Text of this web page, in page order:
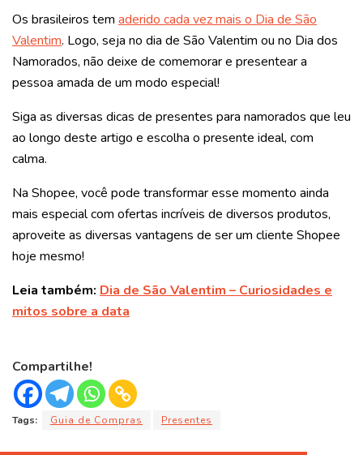
Os brasileiros tem aderido cada vez mais o Dia de São
Valentim. Logo, seja no dia de São Valentim ou no Dia dos
Namorados, não deixe de comemorar e presentear a
pessoa amada de um modo especial!
Siga as diversas dicas de presentes para namorados que leu
ao longo deste artigo e escolha o presente ideal, com
calma.
Na Shopee, você pode transformar esse momento ainda
mais especial com ofertas incríveis de diversos produtos,
aproveite as diversas vantagens de ser um cliente Shopee
hoje mesmo!
Leia também: Dia de São Valentim – Curiosidades e
mitos sobre a data
Compartilhe!
Tags: Guia de Compras Presentes